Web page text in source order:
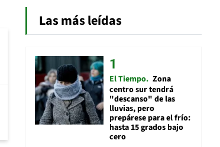
Las más leídas
El Tiempo Zona
centro sur tendrá
"descanso" de las
lluvias, pero
prepárese para el frío:
hasta 15 grados bajo
cero